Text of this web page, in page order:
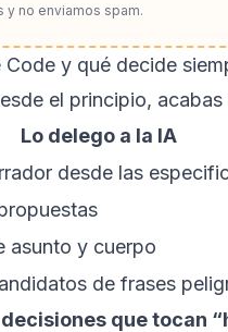
y no enviamos spam.
y qué decide
el principio,
Lo delego a la IA
desde las
asunto y cuerpo
de frases
que tocan